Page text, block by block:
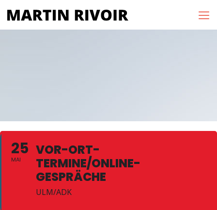
25
MAI
VOR-ORT-
TERMINE/ONLINE-
GESPRÄCHE
ULM/ADK